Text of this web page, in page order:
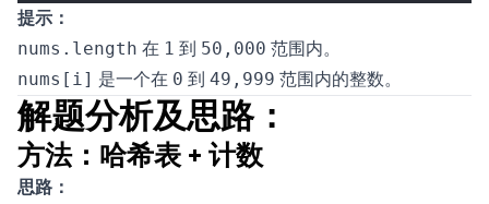
提示：
nums.length 在 1 到 50,000 范围内。
nums[i] 是一个在 0 到 49,999 范围内的整数。
解题分析及思路：
方法：哈希表 + 计数
思路：